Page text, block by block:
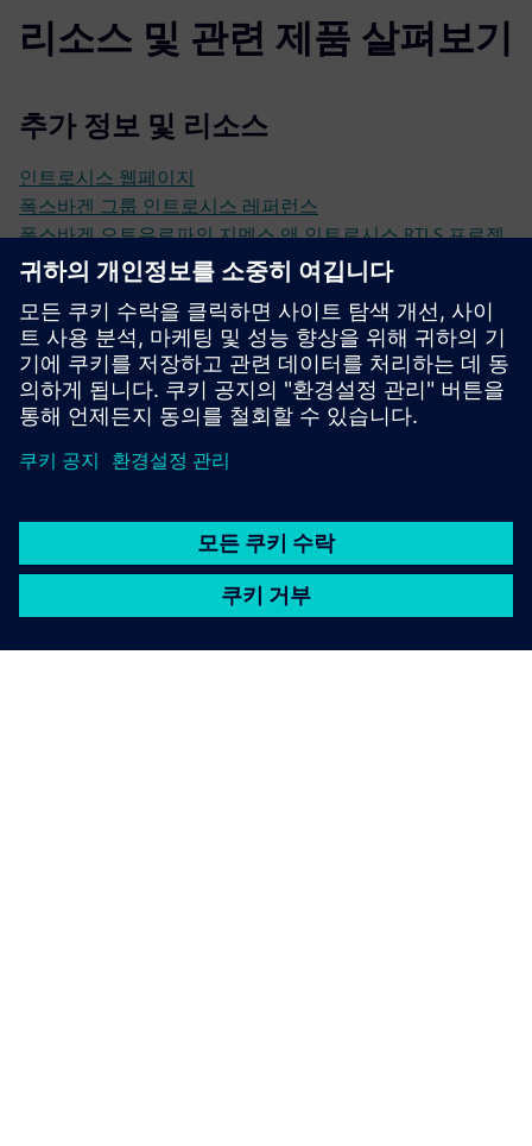
리소스 및 관련 제품 살펴보기
추가 정보 및 리소스
인트로시스 웹페이지
폭스바겐 그룹 인트로시스 레퍼런스
폭스바겐 오토유로파의 지멘스 앤 인트로시스 RTLS 프로젝
트 레퍼런스
선행 조건